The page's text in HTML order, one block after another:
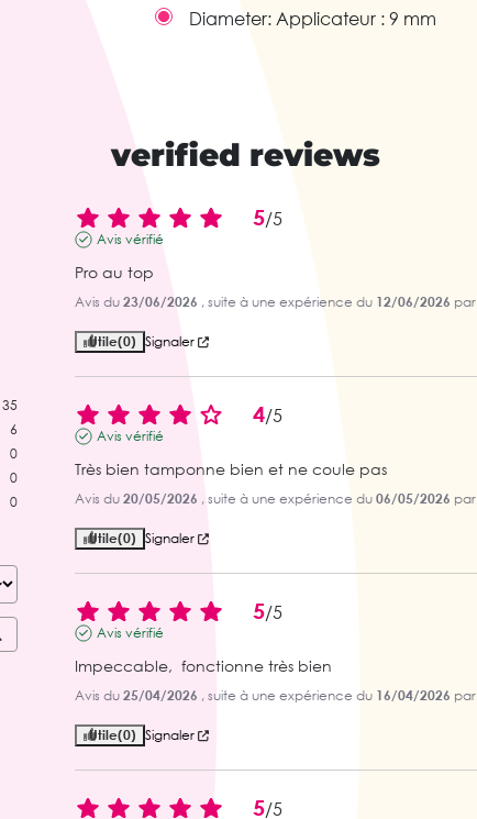
Diameter: Applicateur : 9 mm
verified reviews
35
6
0
0
0
5/5
Avis vérifié
Pro au top
Avis du 23/06/2026 , suite à une expérience du 12/06/2026 par
Utile(0) Signaler
4/5
Avis vérifié
Très bien tamponne bien et ne coule pas
Avis du 20/05/2026 , suite à une expérience du 06/05/2026 par
Utile(0) Signaler
5/5
Avis vérifié
Impeccable,  fonctionne très bien
Avis du 25/04/2026 , suite à une expérience du 16/04/2026 par
Utile(0) Signaler
5/5